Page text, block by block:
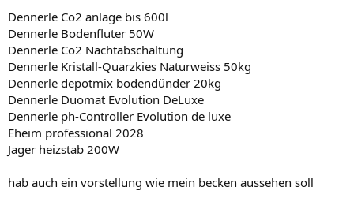
Dennerle Co2 anlage bis 600l
Dennerle Bodenfluter 50W
Dennerle Co2 Nachtabschaltung
Dennerle Kristall-Quarzkies Naturweiss 50kg
Dennerle depotmix bodendünder 20kg
Dennerle Duomat Evolution DeLuxe
Dennerle ph-Controller Evolution de luxe
Eheim professional 2028
Jager heizstab 200W
hab auch ein vorstellung wie mein becken aussehen soll